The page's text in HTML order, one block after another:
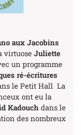
aux Jacobins
virtuose Juliette
un programme
ré-écritures
le Petit Hall La
ont eu la
Kadouch dans le
des nombreux